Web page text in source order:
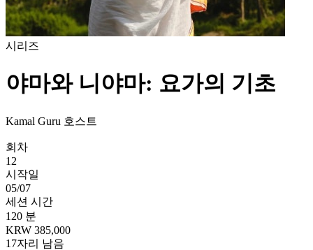
시리즈
야마와 니야마: 요가의 기초
Kamal Guru 호스트
회차
12
시작일
05/07
세션 시간
120 분
KRW 385,000
17자리 남음